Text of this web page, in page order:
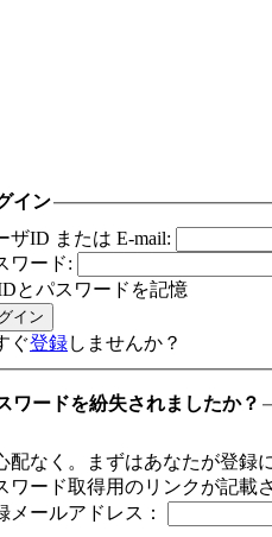
イン
ザID または E-mail:
ワード:
とパスワードを記憶
ぐ登録しませんか？
ワードを紛失されましたか？
配なく。まずはあなたが登録
ワード取得用のリンクが記載
メールアドレス：